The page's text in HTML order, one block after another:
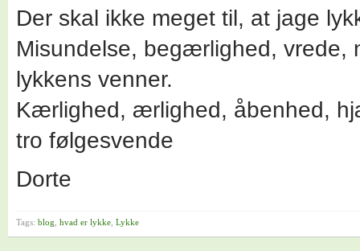
Der skal ikke meget til, at jage
Misundelse, begærlighed,
lykkens venner.
Kærlighed, ærlighed, åbenhed,
tro følgesvende
Dorte
Tags: blog hvad er lykke Lykke